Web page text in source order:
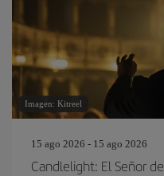
Imagen: Kitreel
15 ago 2026 - 15 ago 2026
Candlelight: El Señor